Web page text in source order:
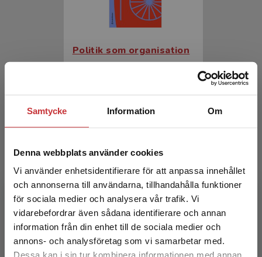
Samtycke Information Om
Denna webbplats använder cookies
Vi använder enhetsidentifierare för att anpassa innehållet
och annonserna till användarna, tillhandahålla funktioner
för sociala medier och analysera vår trafik. Vi
vidarebefordrar även sådana identifierare och annan
information från din enhet till de sociala medier och
annons- och analysföretag som vi samarbetar med.
Dessa kan i sin tur kombinera informationen med annan
Begränsad fraktregion
Politik som organisation
363 krinkl. moms
Exkl. moms: 342 kr
Politik som organisation